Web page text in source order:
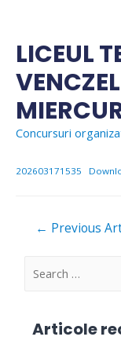
content
LICEUL
Concursuri
202603171535
Navigare
← Previous
S
Articole